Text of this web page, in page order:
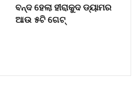
ବନ୍ଦ ହେଲା ହୀରାକୁଦ ଡ୍ୟାମର
ଆଉ ୫ଟି ଗେଟ୍